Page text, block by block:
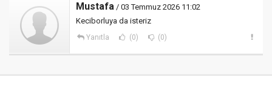
Mustafa / 03 Temmuz 2026 11:02
Keciborluya da isteriz
Yanıtla (0) (0)